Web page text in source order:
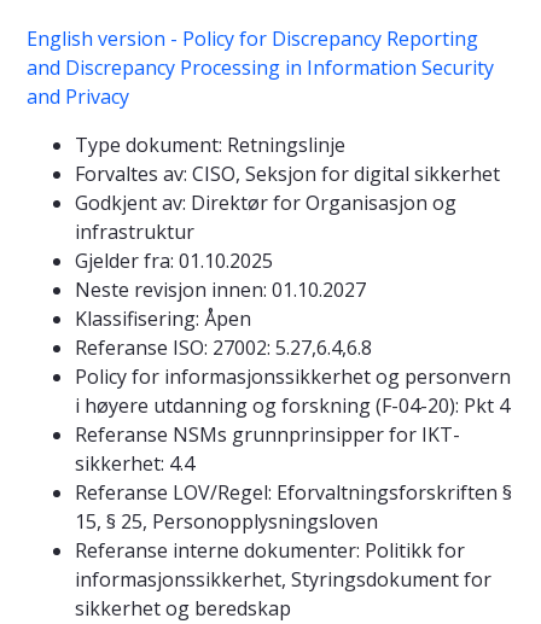
English version - Policy for Discrepancy Reporting
and Discrepancy Processing in Information Security
and Privacy
Type dokument: Retningslinje
Forvaltes av: CISO, Seksjon for digital sikkerhet
Godkjent av: Direktør for Organisasjon og
infrastruktur
Gjelder fra: 01.10.2025
Neste revisjon innen: 01.10.2027
Klassifisering: Åpen
Referanse ISO: 27002: 5.27,6.4,6.8
Policy for informasjonssikkerhet og personvern
i høyere utdanning og forskning (F-04-20): Pkt 4
Referanse NSMs grunnprinsipper for IKT-
sikkerhet: 4.4
Referanse LOV/Regel: Eforvaltningsforskriften §
15, § 25, Personopplysningsloven
Referanse interne dokumenter: Politikk for
informasjonssikkerhet, Styringsdokument for
sikkerhet og beredskap